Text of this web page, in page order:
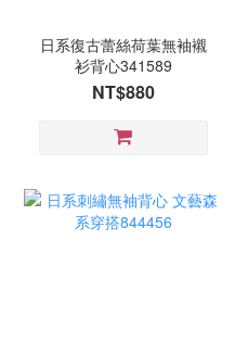
日系復古蕾絲荷葉無袖襯
衫背心341589
NT$880